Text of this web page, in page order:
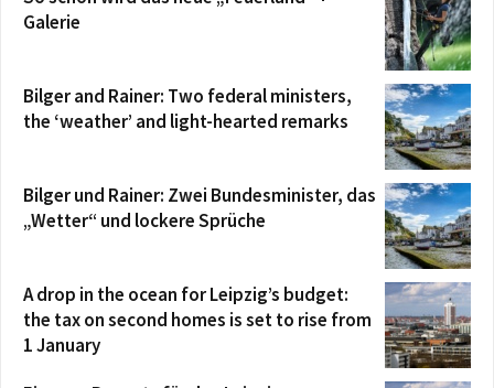
Galerie
Bilger and Rainer: Two federal ministers,
the ‘weather’ and light-hearted remarks
Bilger und Rainer: Zwei Bundesminister, das
„Wetter“ und lockere Sprüche
A drop in the ocean for Leipzig’s budget:
the tax on second homes is set to rise from
1 January